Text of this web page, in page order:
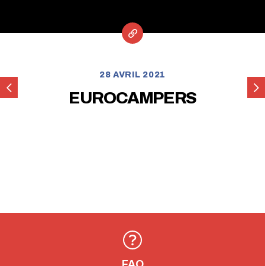
IMPORTRAILER
CHILE
28 AVRIL 2021
EUROCAMPERS